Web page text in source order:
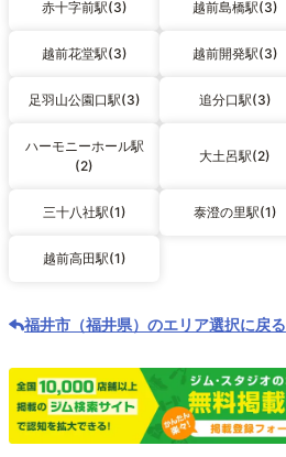
赤十字前駅(3) 越前島橋駅(3)
越前花堂駅(3) 越前開発駅(3)
足羽山公園口駅(3) 追分口駅(3)
ハーモニーホール駅
(2)
大土呂駅(2)
三十八社駅(1) 泰澄の里駅(1)
越前高田駅(1)
福井市（福井県）のエリア選択に戻る